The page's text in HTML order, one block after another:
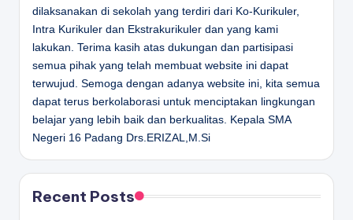
dilaksanakan di sekolah yang terdiri dari Ko-Kurikuler,
Intra Kurikuler dan Ekstrakurikuler dan yang kami
lakukan. Terima kasih atas dukungan dan partisipasi
semua pihak yang telah membuat website ini dapat
terwujud. Semoga dengan adanya website ini, kita semua
dapat terus berkolaborasi untuk menciptakan lingkungan
belajar yang lebih baik dan berkualitas.
Kepala SMA
Negeri 16 Padang Drs.ERIZAL,M.Si
Recent Posts